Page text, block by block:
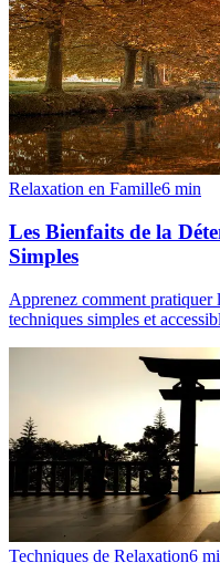
Relaxation en Famille6 min
Les Bienfaits de la
Simples
Apprenez comment pratiquer
techniques simples et
Techniques de Relaxation6